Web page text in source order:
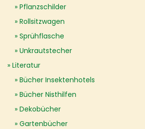
Pflanzschilder
Rollsitzwagen
Sprühflasche
Unkrautstecher
Literatur
Bücher Insektenhotels
Bücher Nisthilfen
Dekobücher
Gartenbücher